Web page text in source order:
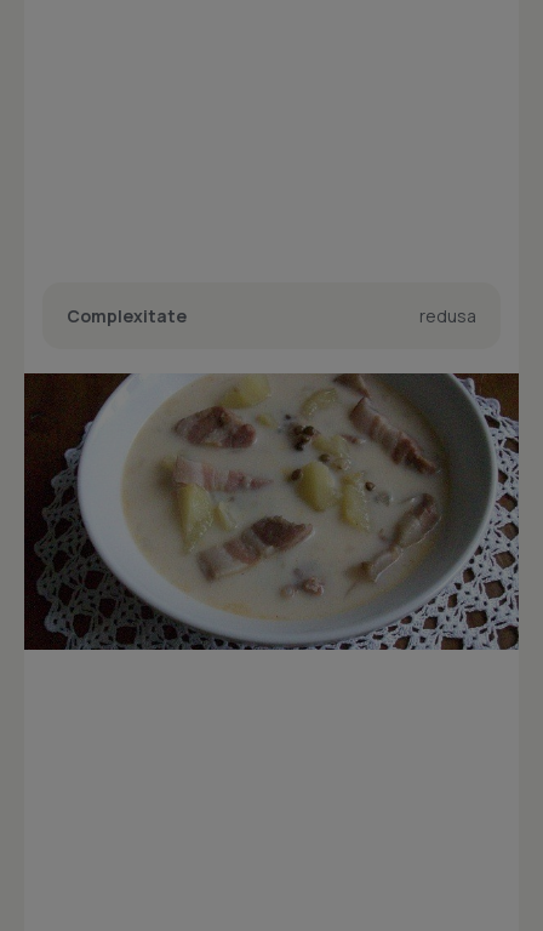
Complexitate redusa